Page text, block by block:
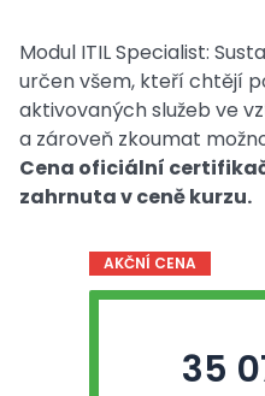
Modul ITIL Specialist:
určen všem, kteří chtějí
aktivovaných služeb ve
a zároveň zkoumat
Cena oficiální
zahrnuta v ceně kurzu.
AKČNÍ CENA
35